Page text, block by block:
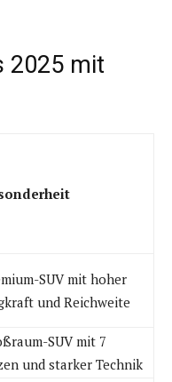
2025 mit
SUV mit hoher
und Reichweite
SUV mit 7
und starker Technik